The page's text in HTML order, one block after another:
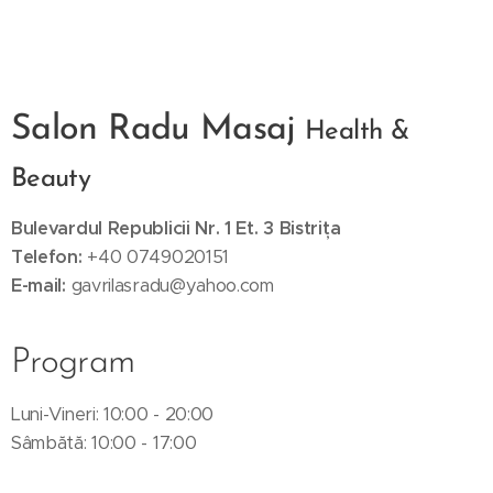
Salon Radu Masaj Health &
Beauty
Bulevardul Republicii Nr. 1 Et. 3 Bistrița
Telefon: +40 0749020151
E-mail: gavrilasradu@yahoo.com
Program
Luni-Vineri: 10:00 - 20:00
Sâmbătă: 10:00 - 17:00